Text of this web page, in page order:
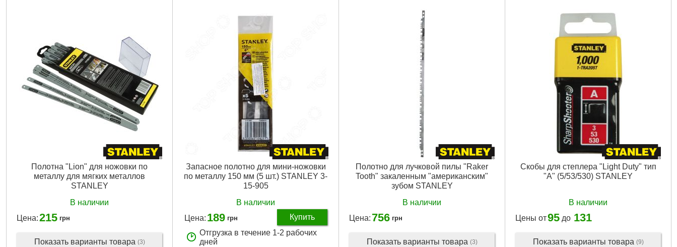
Полотна "Lion" для ножовки по
металлу для мягких металлов
STANLEY
В наличии
Цена:215 грн
Показать варианты товара (3)
Запасное полотно для мини-ножовки
по металлу 150 мм (5 шт.) STANLEY 3-
15-905
В наличии
Цена: 189 грн
Купить
Отгрузка в течение 1-2 рабочих
дней
Полотно для лучковой пилы "Raker
Tooth" закаленным "американским"
зубом STANLEY
В наличии
Цена: 756 грн
Показать варианты товара (3)
Скобы для степлера "Light Duty" тип
"А" (5/53/530) STANLEY
В наличии
Цены от95 до 131
Показать варианты товара (9)